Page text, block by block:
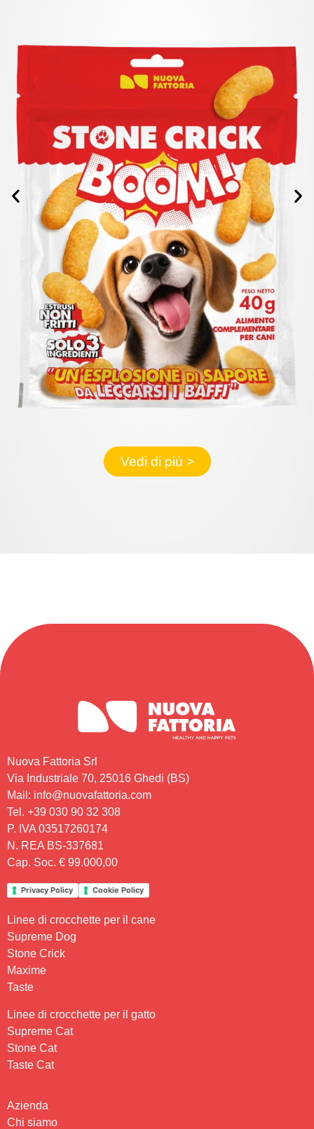
Vedi di più >
Nuova Fattoria Srl
Via Industriale 70, 25016 Ghedi (BS)
Mail: info@nuovafattoria.com
Tel. +39 030 90 32 308
P. IVA 03517260174
N. REA BS-337681
Cap. Soc. € 99.000,00
Privacy Policy Cookie Policy
Linee di crocchette per il cane
Supreme Dog
Stone Crick
Maxime
Taste
Linee di crocchette per il gatto
Supreme Cat
Stone Cat
Taste Cat
Azienda
Chi siamo